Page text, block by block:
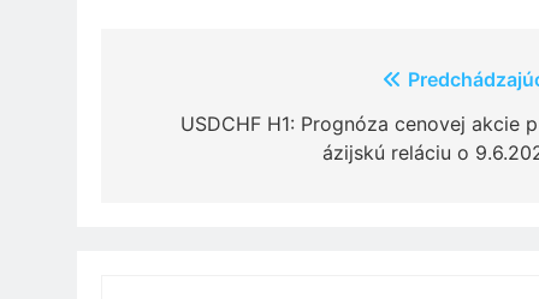
USDCHF H1: Prognóza cenovej akcie
ázijskú reláciu o